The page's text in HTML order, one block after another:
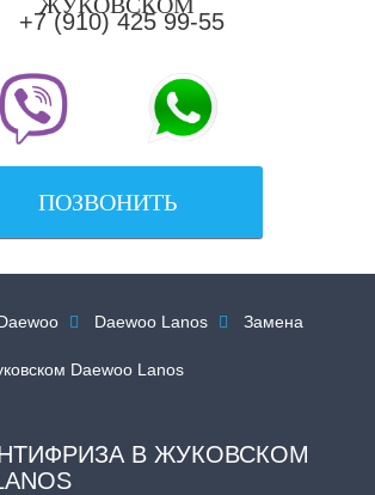
+7 (910) 425 99-55
ПОЗВОНИТЬ
 Daewoo Lanos  Замена
Daewoo Lanos
В ЖУКОВСКОМ